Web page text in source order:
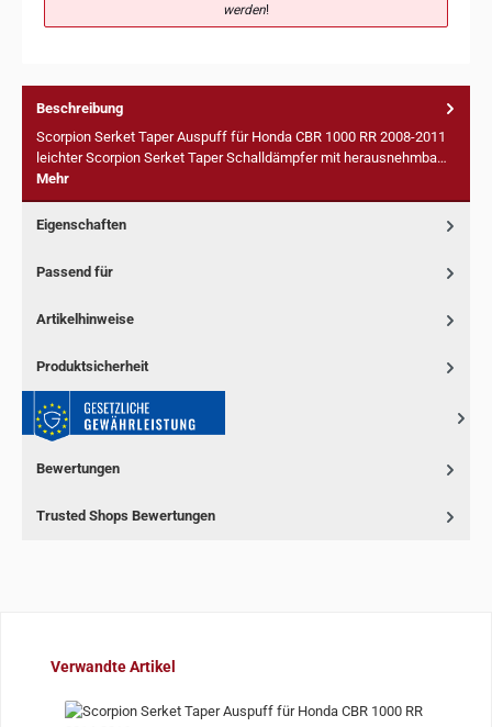
werden!
Beschreibung
Scorpion Serket Taper Auspuff für Honda CBR 1000 RR 2008-2011
leichter Scorpion Serket Taper Schalldämpfer mit herausnehmba…
Mehr
Eigenschaften
Passend für
Artikelhinweise
Produktsicherheit
Bewertungen
Trusted Shops Bewertungen
Produktgalerie überspringen
Verwandte Artikel